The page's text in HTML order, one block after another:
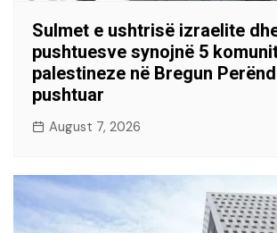
Sulmet e ushtrisë izraelite
pushtuesve synojnë 5
palestineze në Bregun
pushtuar
August 7, 2026